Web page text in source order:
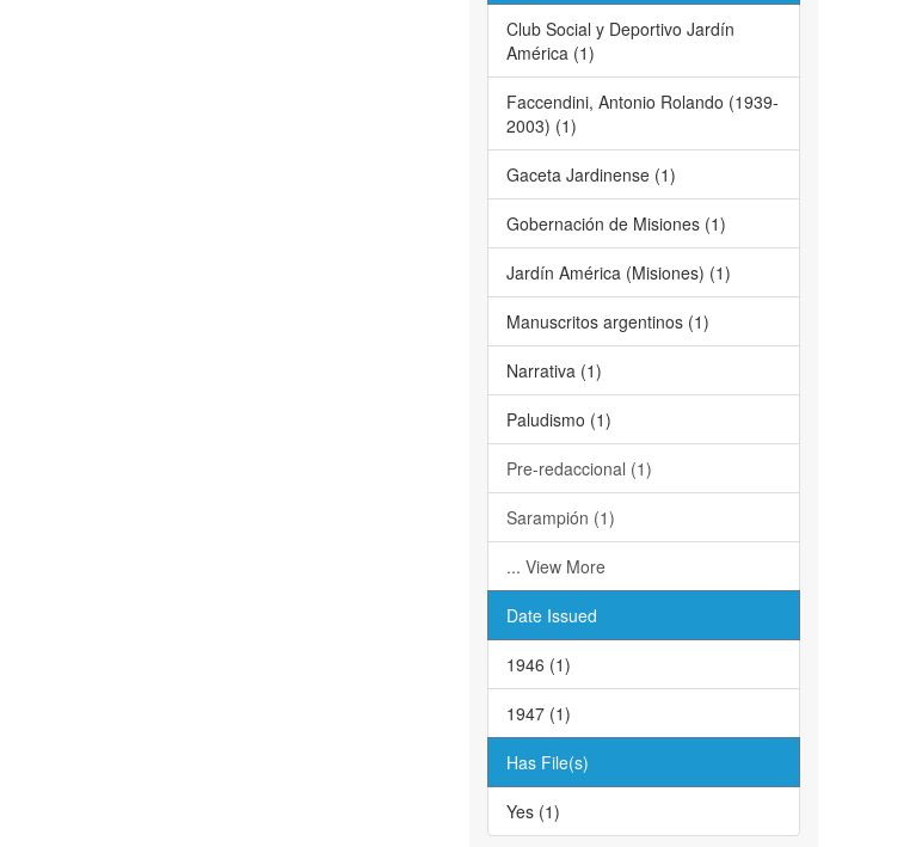
Club Social y Deportivo Jardín
América (1)
Faccendini, Antonio Rolando (1939-
2003) (1)
Gaceta Jardinense (1)
Gobernación de Misiones (1)
Jardín América (Misiones) (1)
Manuscritos argentinos (1)
Narrativa (1)
Paludismo (1)
Pre-redaccional (1)
Sarampión (1)
... View More
Date Issued
1946 (1)
1947 (1)
Has File(s)
Yes (1)